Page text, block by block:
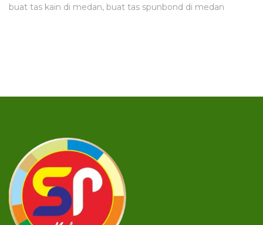
buat tas kain di medan, buat tas spunbond di medan